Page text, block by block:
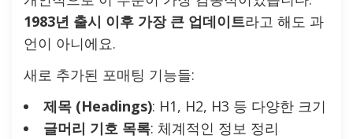
1983년 출시 이후 가장 큰 업데이트라고 해도 과
언이 아니에요.
새로 추가된 포매팅 기능들:
제목 (Headings): H1, H2, H3 등 다양한 크기
글머리 기호 목록: 체계적인 정보 정리